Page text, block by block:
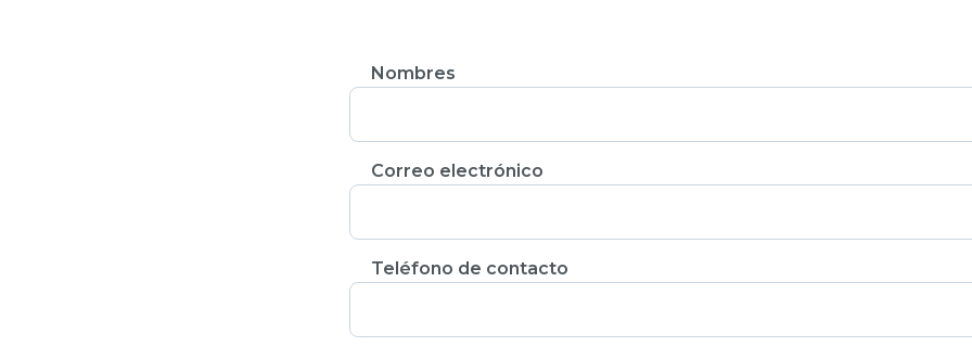
Nombres
Correo electrónico
Teléfono de contacto